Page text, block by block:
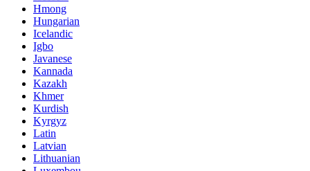
Hmong
Hungarian
Icelandic
Igbo
Javanese
Kannada
Kazakh
Khmer
Kurdish
Kyrgyz
Latin
Latvian
Lithuanian